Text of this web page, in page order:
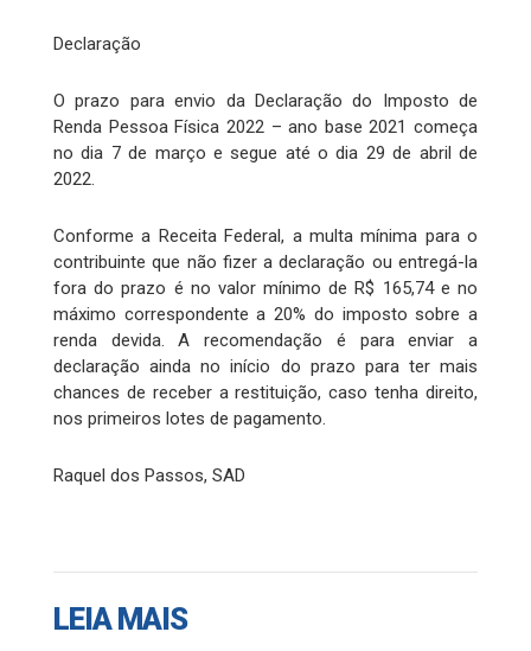
Declaração
O prazo para envio da Declaração do Imposto de
Renda Pessoa Física 2022 – ano base 2021 começa
no dia 7 de março e segue até o dia 29 de abril de
2022.
Conforme a Receita Federal, a multa mínima para o
contribuinte que não fizer a declaração ou entregá-la
fora do prazo é no valor mínimo de R$ 165,74 e no
máximo correspondente a 20% do imposto sobre a
renda devida. A recomendação é para enviar a
declaração ainda no início do prazo para ter mais
chances de receber a restituição, caso tenha direito,
nos primeiros lotes de pagamento.
Raquel dos Passos, SAD
LEIA MAIS